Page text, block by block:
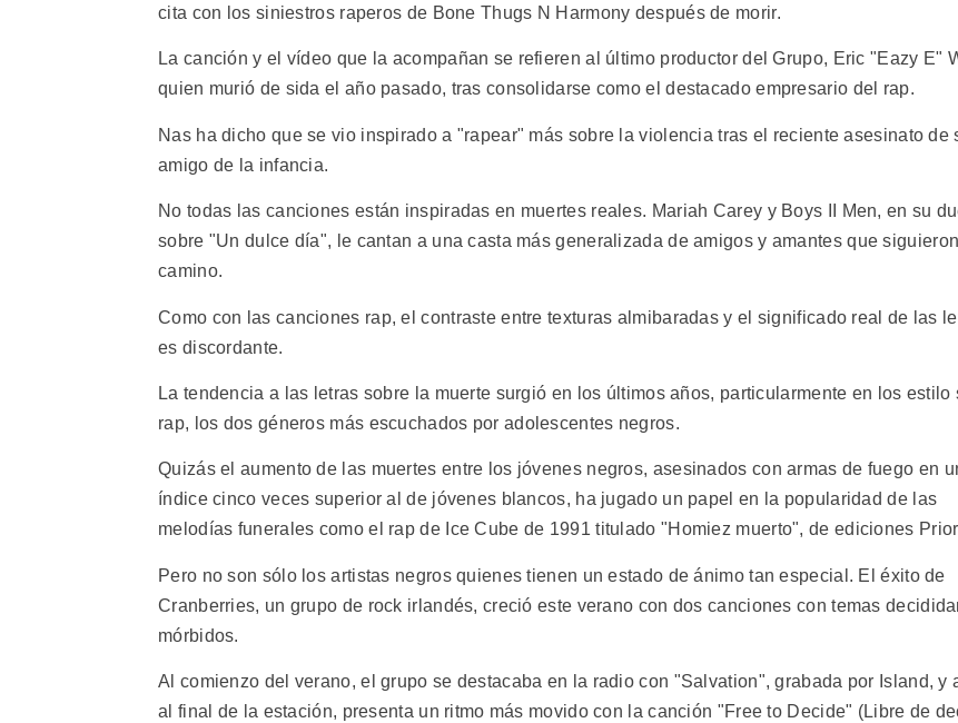
cita con los siniestros raperos de Bone Thugs N Harmony después de morir.
La canción y el vídeo que la acompañan se refieren al último productor del Grupo, Eric "Eazy E"
quien murió de sida el año pasado, tras consolidarse como el destacado empresario del rap.
Nas ha dicho que se vio inspirado a "rapear" más sobre la violencia tras el reciente asesinato de
amigo de la infancia.
No todas las canciones están inspiradas en muertes reales. Mariah Carey y Boys II Men, en su
sobre "Un dulce día", le cantan a una casta más generalizada de amigos y amantes que
camino.
Como con las canciones rap, el contraste entre texturas almibaradas y el significado real de las
es discordante.
La tendencia a las letras sobre la muerte surgió en los últimos años, particularmente en los estilo
rap, los dos géneros más escuchados por adolescentes negros.
Quizás el aumento de las muertes entre los jóvenes negros, asesinados con armas de fuego en
índice cinco veces superior al de jóvenes blancos, ha jugado un papel en la popularidad de las
melodías funerales como el rap de Ice Cube de 1991 titulado "Homiez muerto", de ediciones
Pero no son sólo los artistas negros quienes tienen un estado de ánimo tan especial. El éxito de
Cranberries, un grupo de rock irlandés, creció este verano con dos canciones con temas
mórbidos.
Al comienzo del verano, el grupo se destacaba en la radio con "Salvation", grabada por Island, y
al final de la estación, presenta un ritmo más movido con la canción "Free to Decide" (Libre de